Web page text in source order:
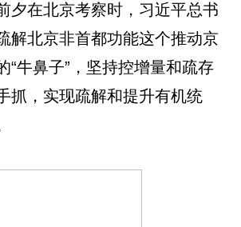
夕在北京考察时，习近平总书
解北京非首都功能这个推动京
“牛鼻子”，坚持控增量和疏存
抓，实现疏解和提升有机统